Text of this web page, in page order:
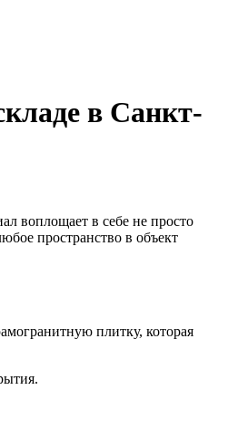
в Санкт-
воплощает в себе не просто
пространство в объект
плитку, которая